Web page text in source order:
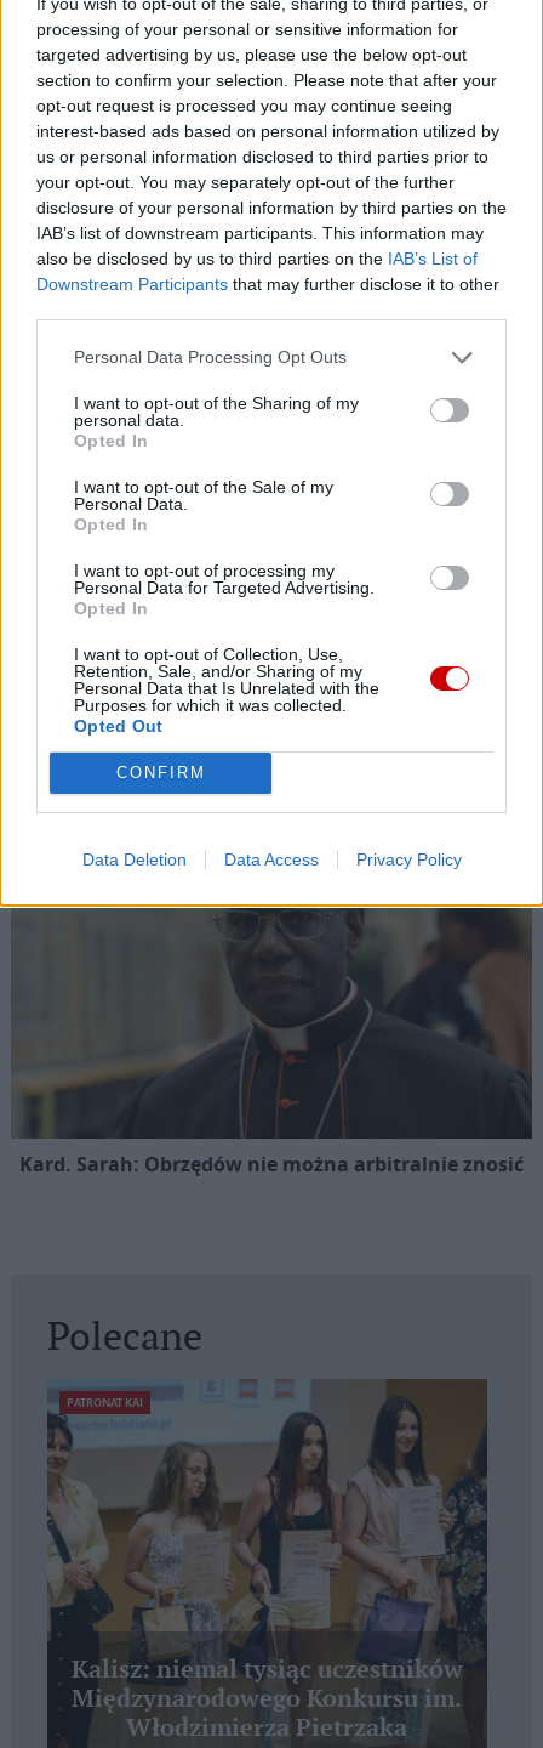
processing of your personal or sensitive information for
targeted advertising by us, please use the below opt-out
section to confirm your selection. Please note that after your
opt-out request is processed you may continue seeing
interest-based ads based on personal information utilized by
us or personal information disclosed to third parties prior to
your opt-out. You may separately opt-out of the further
disclosure of your personal information by third parties on the
IAB’s list of downstream participants. This information may
also be disclosed by us to third parties on the IAB’s List of
Downstream Participants that may further disclose it to other
Personal Data Processing Opt Outs
I want to opt-out of the Sharing of my
personal data.
Opted In
I want to opt-out of the Sale of my
Personal Data.
Opted In
I want to opt-out of processing my
Personal Data for Targeted Advertising.
Opted In
I want to opt-out of Collection, Use,
Retention, Sale, and/or Sharing of my
Personal Data that Is Unrelated with the
Purposes for which it was collected.
Opted Out
CONFIRM
Data Deletion Data Access Privacy Policy
Ministerstwo Sprawiedliwości: kościelna Komisja ds.
wykorzystania seksualnego małoletnich niezgodna z
prawem
Wakacje biskupa Piotra Przyborka
Kard. Sarah: Obrzędów nie można arbitralnie znosić
Polecane
PATRONAT KAI
Kalisz: niemal tysiąc uczestników
Międzynarodowego Konkursu im.
Włodzimierza Pietrzaka